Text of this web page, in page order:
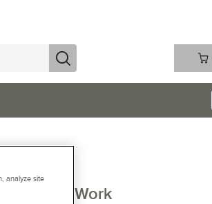
H7R Work
analyze site